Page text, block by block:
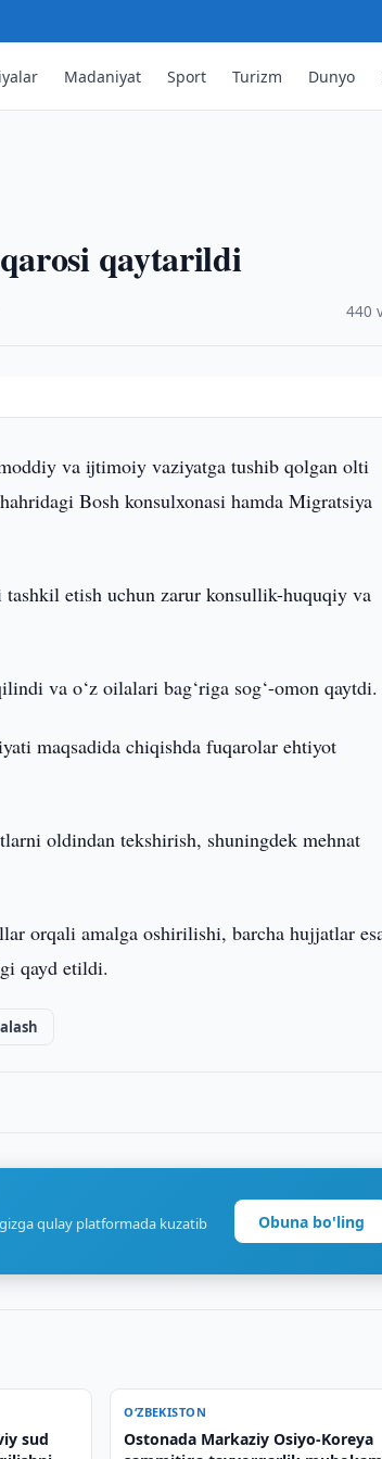
Madaniyat Sport Turizm Dunyo
qaytarildi
440
va ijtimoiy vaziyatga tushib qolgan olti
Bosh konsulxonasi hamda Migratsiya
etish uchun zarur konsullik-huquqiy va
va o‘z oilalari bag‘riga sog‘-omon qaytdi.
maqsadida chiqishda fuqarolar ehtiyot
oldindan tekshirish, shuningdek mehnat
orqali amalga oshirilishi, barcha hujjatlar
qayd etildi.
qulay platformada kuzatib
Obuna bo'ling
sud
O‘ZBEKISTON
Ostonada Markaziy Osiyo-Koreya